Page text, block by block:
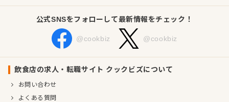
店舗拡大を視野に入れた成長戦略のもと、飲食事業でも着実に
歩みを進めています。安定と挑戦が両立した環境のなかで、自
分の可能性を広げたい方にもぴったりの職場です。
また、働きやすさにも自信があります。完全週休2日制を導入
し、週末や連休の希望休も柔軟に対応。未経験から始めたスタ
ッフも多数在籍しており、マニュアルやOJTによる手厚いサポ
公式SNSをフォローして最新情報をチェック！
@cookbiz @cookbiz
飲食店の求人・転職サイト クックビズについて
お問い合わせ
よくある質問